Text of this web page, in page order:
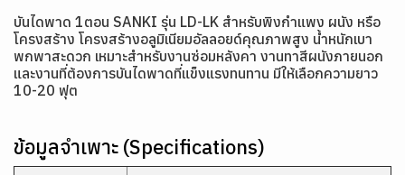
บันไดพาด 1ตอน SANKI รุ่น LD-LK สำหรับพิงกำแพง ผนัง หรือ
โครงสร้าง โครงสร้างอลูมิเนียมอัลลอยด์คุณภาพสูง น้ำหนักเบา
พกพาสะดวก เหมาะสำหรับงานซ่อมหลังคา งานทาสีผนังภายนอก
และงานที่ต้องการบันไดพาดที่แข็งแรงทนทาน มีให้เลือกความยาว
10-20 ฟุต
ข้อมูลจำเพาะ (Specifications)